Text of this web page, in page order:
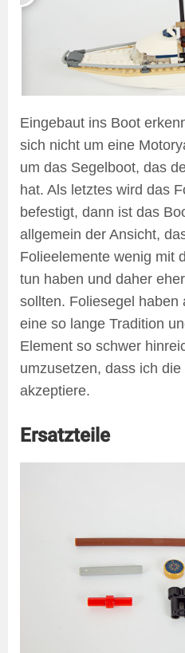
Eingebaut ins Boot
sich nicht um eine
um das Segelboot, das
hat. Als letztes wird das
befestigt, dann ist das
allgemein der Ansicht,
Folieelemente wenig mit
tun haben und daher
sollten. Foliesegel haben
eine so lange Tradition
Element so schwer
umzusetzen, dass ich die
akzeptiere.
Ersatzteile